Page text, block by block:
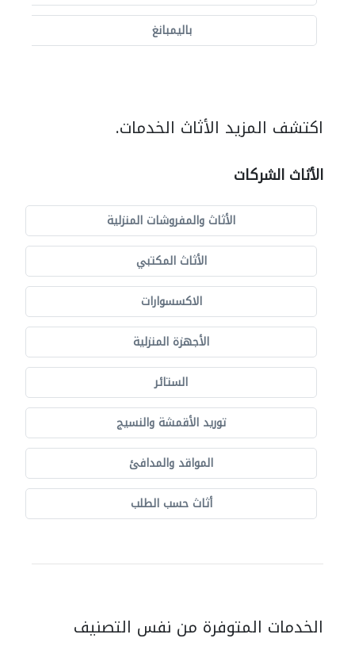
باليمبانغ
اكتشف المزيد الأثاث الخدمات.
الأثاث الشركات
الأثاث والمفروشات المنزلية
الأثاث المكتبي
الاكسسوارات
الأجهزة المنزلية
الستائر
توريد الأقمشة والنسيج
المواقد والمدافئ
أثاث حسب الطلب
الخدمات المتوفرة من نفس التصنيف